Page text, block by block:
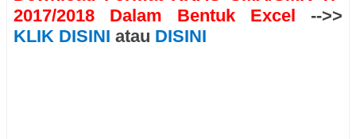
2017/2018 Dalam Bentuk Excel
-->>
KLIK DISINI atau DISINI